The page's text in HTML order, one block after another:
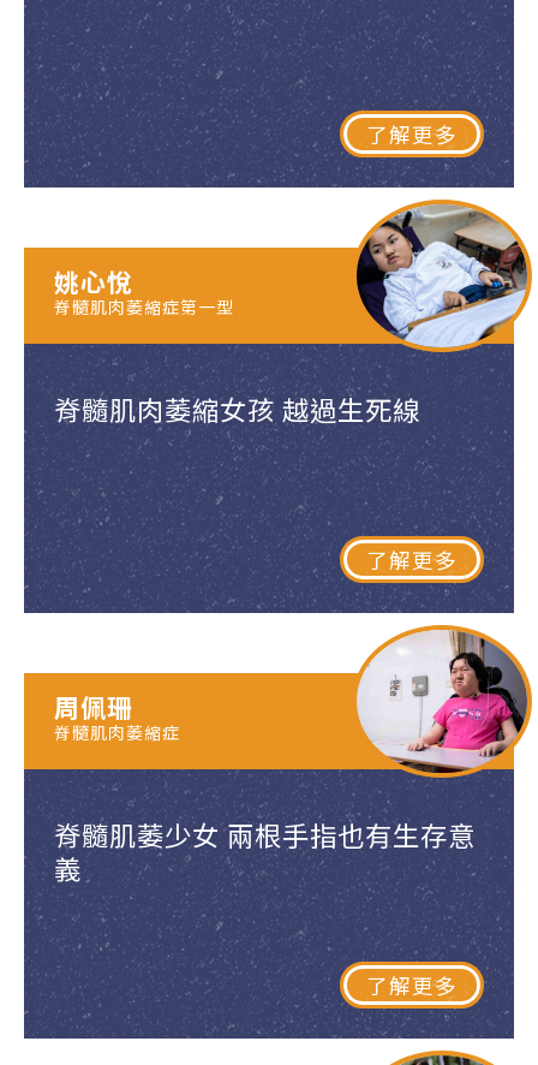
了解更多
脊髓肌肉萎縮女孩 越過生死線
了解更多
姚心悅
脊髓肌肉萎縮症第一型
脊髓肌萎少女 兩根手指也有生存意
義
了解更多
周佩珊
脊髓肌肉萎縮症